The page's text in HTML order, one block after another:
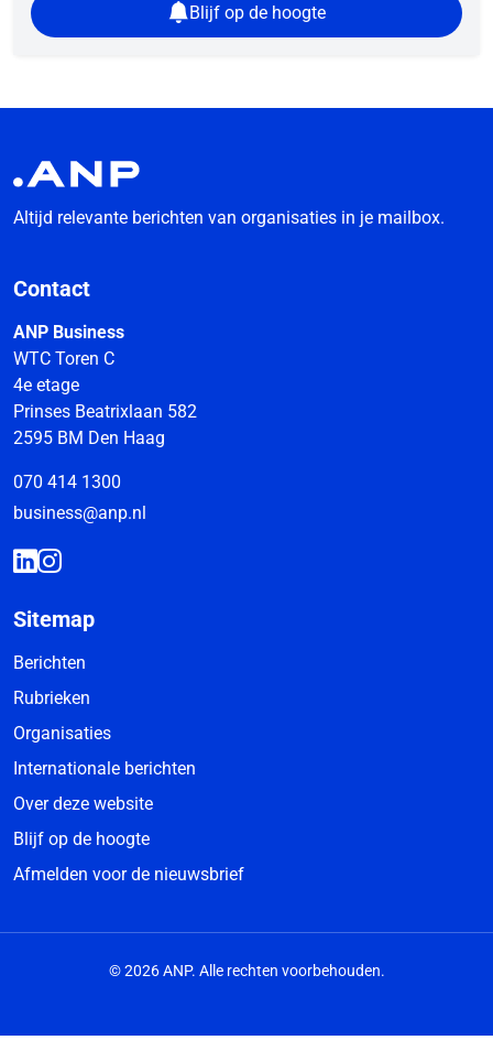
Blijf op de hoogte
Altijd relevante berichten van organisaties in je mailbox.
Contact
ANP Business
WTC Toren C
4e etage
Prinses Beatrixlaan 582
2595 BM Den Haag
070 414 1300
business@anp.nl
Sitemap
Berichten
Rubrieken
Organisaties
Internationale berichten
Over deze website
Blijf op de hoogte
Afmelden voor de nieuwsbrief
© 2026 ANP. Alle rechten voorbehouden.